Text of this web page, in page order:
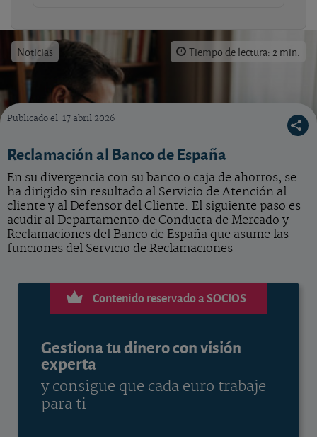
Noticias Tiempo de lectura: 2 min.
Publicado el 17 abril 2026
Reclamación al Banco de España
En su divergencia con su banco o caja de ahorros, se
ha dirigido sin resultado al Servicio de Atención al
cliente y al Defensor del Cliente. El siguiente paso es
acudir al Departamento de Conducta de Mercado y
Reclamaciones del Banco de España que asume las
funciones del Servicio de Reclamaciones
Contenido reservado a SOCIOS
Gestiona tu dinero con visión
experta
y consigue que cada euro trabaje
para ti